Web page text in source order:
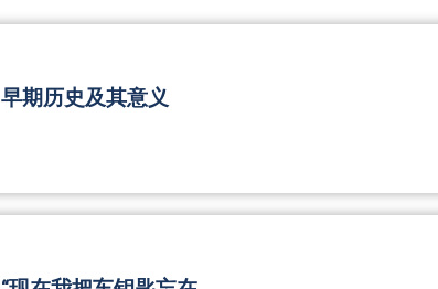
早期历史及其意义